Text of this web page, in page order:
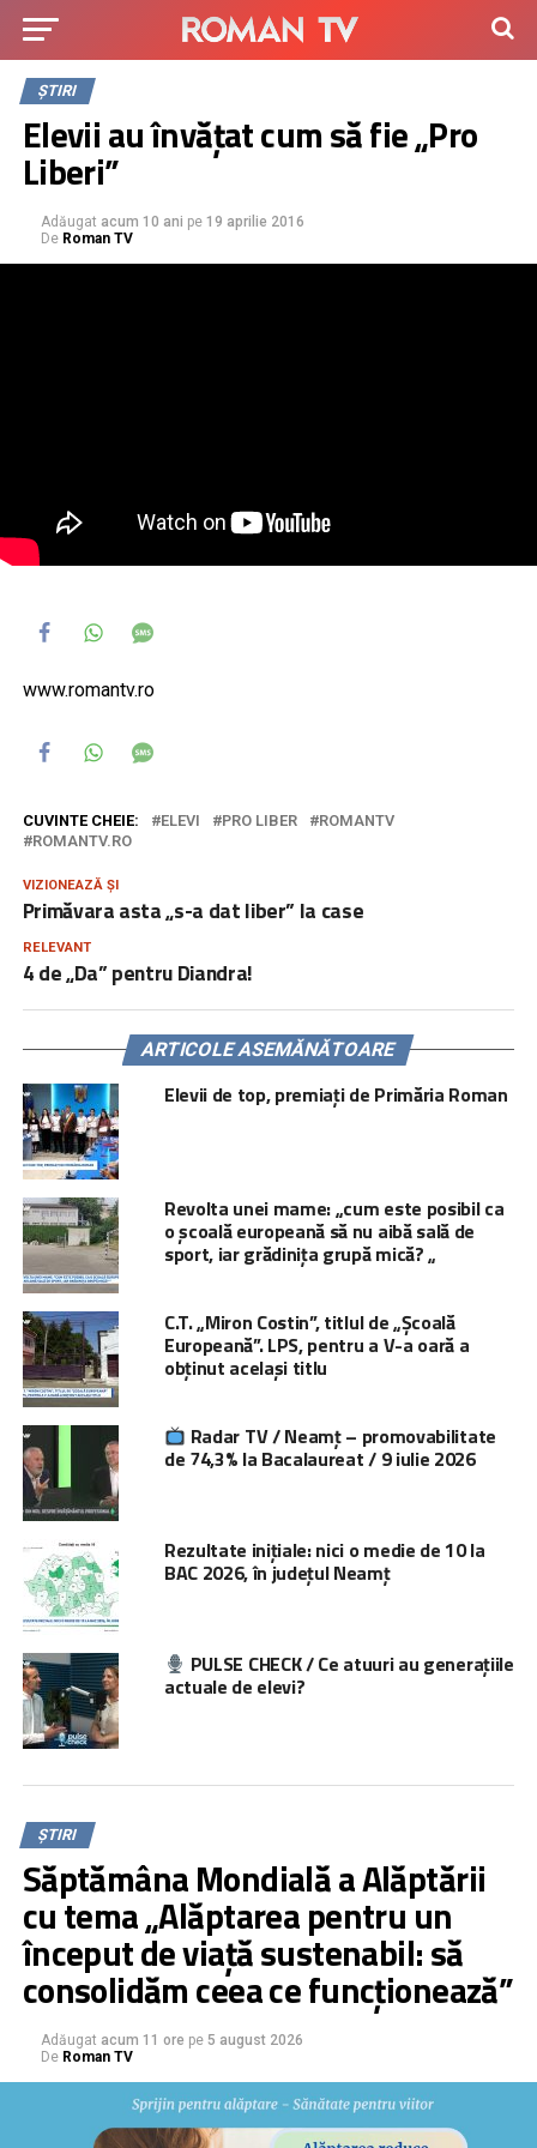
ȘTIRI
Elevii au învățat cum să fie „Pro
Liberi”
Adăugat acum 10 ani pe 19 aprilie 2016
De Roman TV
www.romantv.ro
CUVINTE CHEIE: ELEVI PRO LIBER
ROMANTV
ROMANTV.RO
VIZIONEAZĂ ȘI
Primăvara asta „s-a dat liber” la case
RELEVANT
4 de „Da” pentru Diandra!
ARTICOLE ASEMĂNĂTOARE
Elevii de top, premiați de Primăria Roman
Revolta unei mame: „cum este posibil ca
o școală europeană să nu aibă sală de
sport, iar grădinița grupă mică? „
C.T. „Miron Costin”, titlul de „Școală
Europeană”. LPS, pentru a V-a oară a
obținut același titlu
Radar TV / Neamț – promovabilitate
de 74,3% la Bacalaureat / 9 iulie 2026
Rezultate inițiale: nici o medie de 10 la
BAC 2026, în județul Neamț
PULSE CHECK / Ce atuuri au generațiile
actuale de elevi?
ȘTIRI
Săptămâna Mondială a Alăptării
cu tema „Alăptarea pentru un
început de viață sustenabil: să
consolidăm ceea ce funcționează”
Adăugat acum 11 ore pe 5 august 2026
De Roman TV